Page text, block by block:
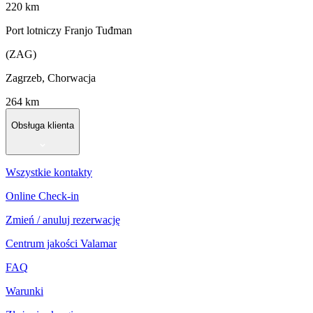
220 km
Port lotniczy Franjo Tuđman
(ZAG)
Zagrzeb, Chorwacja
264 km
Obsługa klienta
Wszystkie kontakty
Online Check-in
Zmień / anuluj rezerwację
Centrum jakości Valamar
FAQ
Warunki